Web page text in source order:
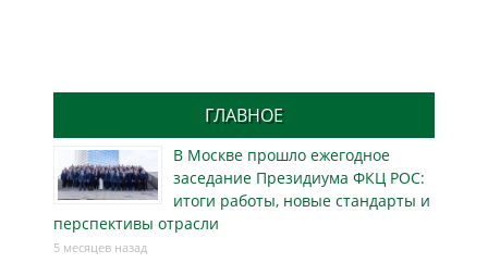
ГЛАВНОЕ
В Москве прошло ежегодное
заседание Президиума ФКЦ РОС:
итоги работы, новые стандарты и
перспективы отрасли
5 месяцев назад